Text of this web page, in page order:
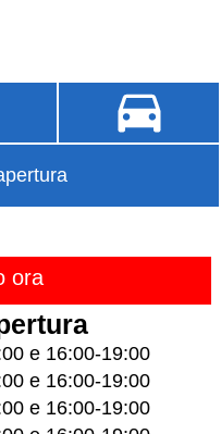
ora
e 16:00-19:00
e 16:00-19:00
e 16:00-19:00